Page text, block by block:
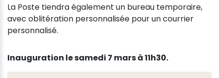
La Poste tiendra également un bureau temporaire,
avec oblitération personnalisée pour un courrier
personnalisé.
Inauguration le samedi 7 mars à 11h30.